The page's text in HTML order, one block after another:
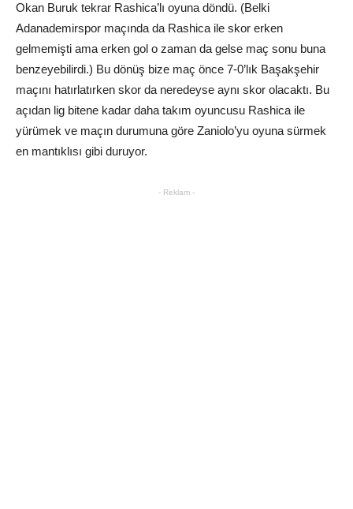
Okan Buruk tekrar Rashica’lı oyuna döndü. (Belki
Adanademirspor maçında da Rashica ile skor erken
gelmemişti ama erken gol o zaman da gelse maç sonu buna
benzeyebilirdi.) Bu dönüş bize maç önce 7-0’lık Başakşehir
maçını hatırlatırken skor da neredeyse aynı skor olacaktı. Bu
açıdan lig bitene kadar daha takım oyuncusu Rashica ile
yürümek ve maçın durumuna göre Zaniolo’yu oyuna sürmek
en mantıklısı gibi duruyor.
- Reklam -